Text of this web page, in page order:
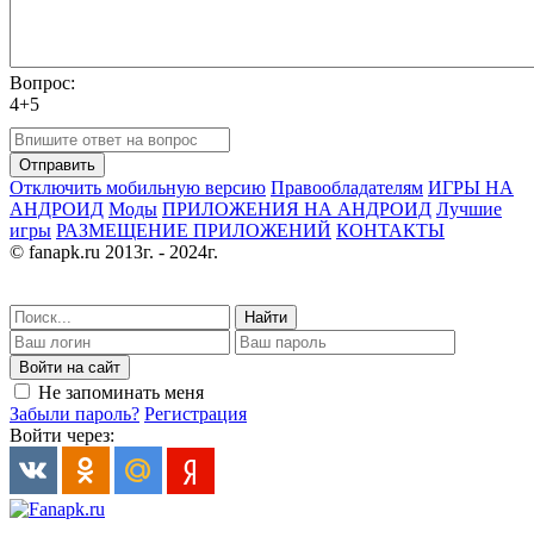
Вопрос:
4+5
Отправить
Отключить мобильную версию Правообладателям ИГРЫ НА
АНДРОИД Моды ПРИЛОЖЕНИЯ НА АНДРОИД Лучшие
игры РАЗМЕЩЕНИЕ ПРИЛОЖЕНИЙ КОНТАКТЫ
© fanapk.ru 2013г. - 2024г.
Найти
Войти на сайт
Не запоминать меня
Забыли пароль? Регистрация
Войти через: